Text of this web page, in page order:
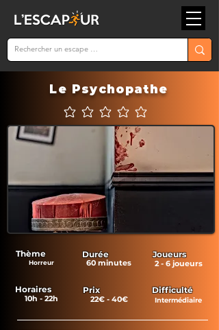
Le Psychopathe
Aucune note pour le moment
Thème
Horreur
Durée
60 minutes
Joueurs
2 - 6 joueurs
Horaires
10h - 22h
Prix
22€ - 40€
Difficulté
Intermédiaire